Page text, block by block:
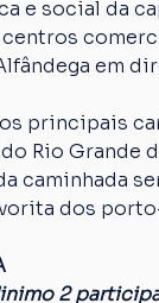
e social da
em
principais
Rio Grande
caminhada
dos
2